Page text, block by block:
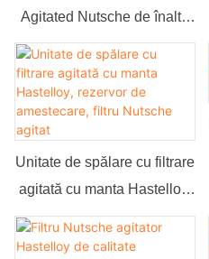
Agitated Nutsche de înaltă
calitate pentru industria
farmaceutică
Unitate de spălare cu filtrare
agitată cu manta Hastelloy,
rezervor de amestecare,
filtru Nutsche agitat